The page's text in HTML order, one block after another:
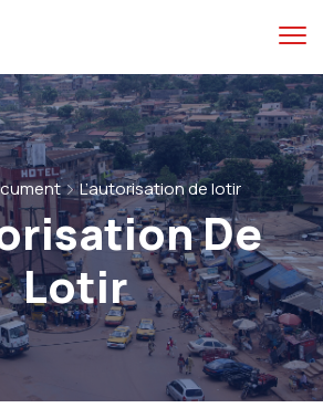
L’autorisation de lotir
De
Lotir